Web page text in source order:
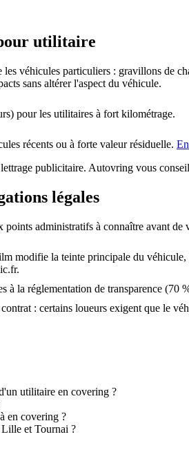
utilitaire
véhicules particuliers : gravillons de
sans altérer l'aspect du véhicule.
pour les utilitaires à fort kilométrage.
récents ou à forte valeur résiduelle.
publicitaire. Autovring vous
légales
administratifs à connaître avant de
modifie la teinte principale du
à la réglementation de transparence
: certains loueurs exigent que le
utilitaire en covering ?
en covering ?
et Tournai ?